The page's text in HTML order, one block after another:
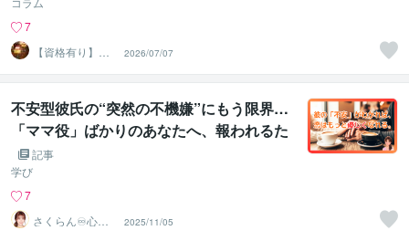
7
【資格有り】心
理カウンセラーY
uka
2026/07/07
不安型彼氏の“突然の不機嫌”にもう限界…
「ママ役」ばかりのあなたへ、報われるた
めの心の翻訳書
記事
学び
7
さくらん♾️心理
カウンセラー✨
2025/11/05